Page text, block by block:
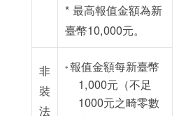
* 最高報值金額為新
臺幣10,000元。
非
裝
法
*報值金額每新臺幣
1,000元（不足
1000元之畸零數